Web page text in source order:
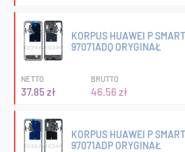
KORPUS HUAWEI P
97071ADQ ORYGINAŁ
NETTO
37.85 zł
BRUTTO
46.56 zł
KORPUS HUAWEI P
97071ADP ORYGINAŁ